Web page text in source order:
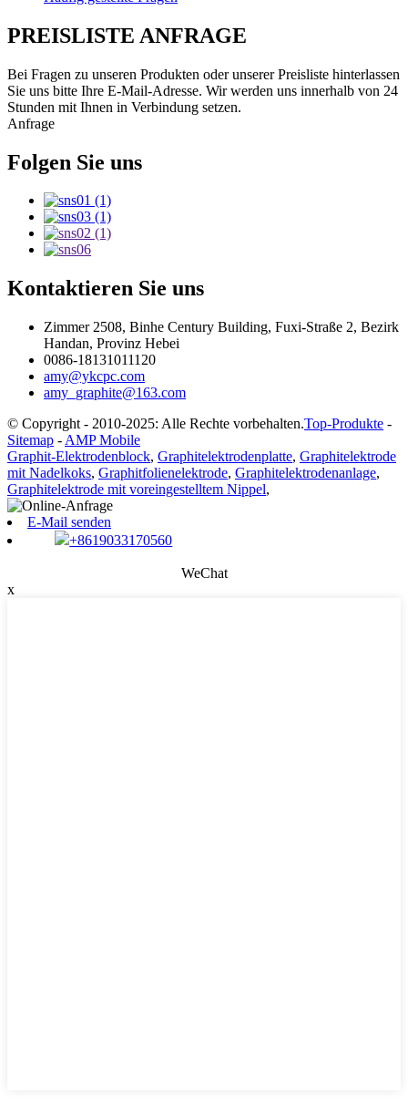
PREISLISTE ANFRAGE
Bei Fragen zu unseren Produkten oder unserer Preisliste hinterlassen
Sie uns bitte Ihre E-Mail-Adresse. Wir werden uns innerhalb von 24
Stunden mit Ihnen in Verbindung setzen.
Anfrage
Folgen Sie uns
Kontaktieren Sie uns
Zimmer 2508, Binhe Century Building, Fuxi-Straße 2, Bezirk
Handan, Provinz Hebei
0086-18131011120
amy@ykcpc.com
amy_graphite@163.com
© Copyright - 2010-2025: Alle Rechte vorbehalten.Top-Produkte -
Sitemap - AMP Mobile
Graphit-Elektrodenblock, Graphitelektrodenplatte, Graphitelektrode
mit Nadelkoks, Graphitfolienelektrode, Graphitelektrodenanlage,
Graphitelektrode mit voreingestelltem Nippel,
E-Mail senden
+8619033170560
WeChat
x